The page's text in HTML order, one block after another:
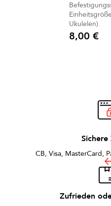
Ukulelen).
Preis
8,00 €
Sichere
CB, Visa, MasterCard,
Zufrieden